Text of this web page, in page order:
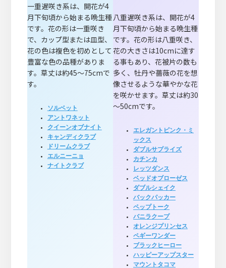
一重遅咲き系は、開花が4
月下旬頃から始まる晩生種
です。花の形は一重咲き
で、カップ型または皿型、
花の色は複色を初めとして
豊富な色の品種がありま
す。草丈は約45～75cmで
す。
ソルベット
アントワネット
クイーンオブナイト
キャンディクラブ
ドリームクラブ
エルニーニョ
ナイトクラブ
八重遅咲き系は、開花が4
月下旬頃から始まる晩生種
です。花の形は八重咲き、
花の大きさは10cmに達す
る事もあり、花被片の数も
多く、牡丹や薔薇の花を想
像させるような華やかな花
を咲かせます。草丈は約30
～50cmです。
エレガントピンク・ミ
ックス
ダブルサプライズ
カチンカ
レッツダンス
ベッドオブローゼス
ダブルシェイク
バックパッカー
ペップトーク
バニラクープ
オレンジプリンセス
ペギーワンダー
ブラックヒーロー
ハッピーアップスター
マウントタコマ